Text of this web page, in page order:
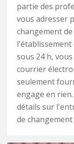
partie des
vous adresser
changement
l'établissement
sous 24 h,
courrier
seulement
engage en
détails sur
de